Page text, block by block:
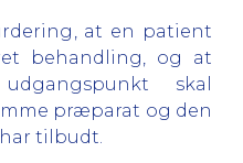
at en patient
behandling, og at
skal
præparat og den
tilbudt.